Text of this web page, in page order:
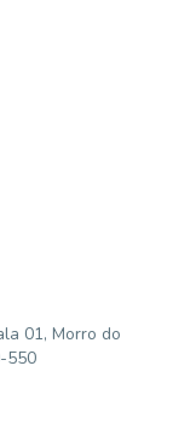
01, Morro do
550